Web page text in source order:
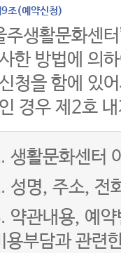
조(예약신청)
주생활문화센
한 방법에 의
청을 함에 있
경우 제2호
생활문화센터
성명, 주소, 전
약관내용, 예
용부담과 관련